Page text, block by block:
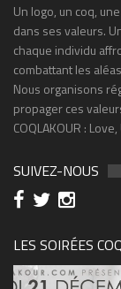
Un logo, un coq,
dans ses valeurs.
chaque individu
combattant les
Nous organisons
propager ces
COQLAKOUR :
SUIVEZ-NOUS
LES SOIRÉES